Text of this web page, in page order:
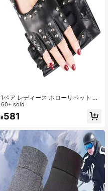
1ペア レディース ホローリベット 滑
り止め 通気性 ショート PU パンク ハ
ーフフィンガーグローブ ステージパ
フォーマンス、ストリートダンス、
60+ sold
¥581